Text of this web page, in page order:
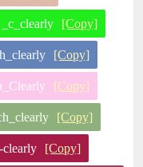
[Copy]
[Copy]
[Copy]
[Copy]
clearly [Copy]